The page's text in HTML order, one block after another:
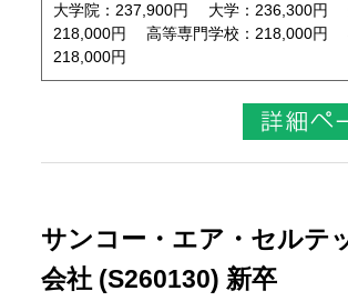
大学院：237,900円 大学：236,300円
218,000円 高等専門学校：218,000円
218,000円
サンコー・エア・セルテ
会社 (S260130) 新卒